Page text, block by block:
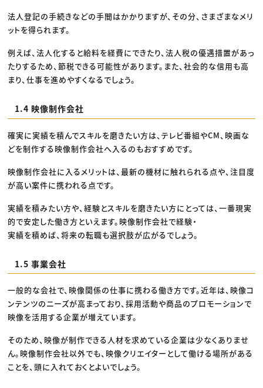
法人登記の手続きなどの手間はかかりますが、その分、さまざまなメリ
ットを得られます。
例えば、法人化すると給料を経費にできたり、法人税の優遇措置があっ
たりするため、節税できる可能性があります。また、社会的な信用も高
まり、仕事を進めやすくなるでしょう。
1.4 映像制作会社
確実に実績を積んでスキルを磨きたい方は、テレビ番組やCM、映画な
どを制作する映像制作会社へ入るのもおすすめです。
映像制作会社に入るメリットは、最新の機材に触れられる点や、注目度
が高い案件に携われる点です。
実績を積みたい方や、経験とスキルを磨きたい方にとっては、一番現実
的で安定した働き方といえます。映像制作会社で経験・
実績を積めば、将来の転職も選択肢が広がるでしょう。
1.5 事業会社
一般的な会社で、映像関係の仕事に携わる働き方です。近年は、映像コ
ンテンツのニーズが高まっており、採用活動や商品のプロモーションで
映像を活用する企業が増えています。
そのため、映像が制作できる人材を求めている企業は少なくありませ
ん。映像制作会社以外でも、映像クリエイターとして働ける場所がある
ことを、頭に入れておくとよいでしょう。